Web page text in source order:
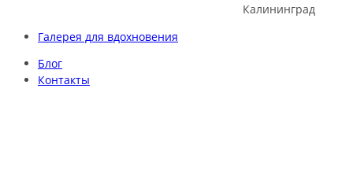
Калининград
Галерея для вдохновения
Блог
Контакты